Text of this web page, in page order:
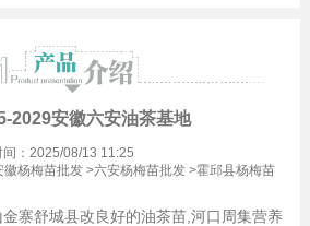
2029安徽六安油茶基地
间：2025/08/13 11:25
徽杨梅苗批发>六安杨梅苗批发>霍邱县杨梅苗
寨舒城县改良好的油茶苗,河口周集营养